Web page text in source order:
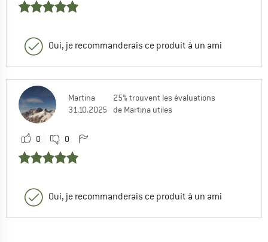
Oui, je recommanderais ce produit à un ami
Martina
31.10.2025
25% trouvent les évaluations
de Martina utiles
0 0
Oui, je recommanderais ce produit à un ami